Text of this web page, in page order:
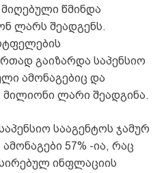
წმინდა
ლარს შეადგენს.
გაიზარდა საპენსიო
ამონაგებიც და
ლარი შეადგინა.
სააგენტოს ჯამურ
57% -ია, რაც
ინფლაციის